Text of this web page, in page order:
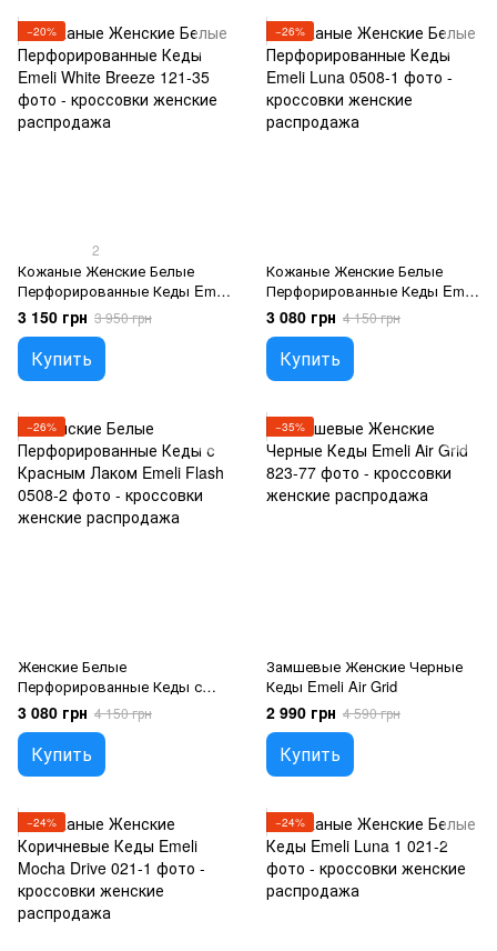
−20%
2
Кожаные Женские Белые
Перфорированные Кеды Emeli
White Breeze
3 150 грн 3 950 грн
Купить
−26%
Кожаные Женские Белые
Перфорированные Кеды Emeli
Luna
3 080 грн 4 150 грн
Купить
−26%
Женские Белые
Перфорированные Кеды с
Красным Лаком Emeli Flash
3 080 грн 4 150 грн
Купить
−35%
Замшевые Женские Черные
Кеды Emeli Air Grid
2 990 грн 4 590 грн
Купить
−24% −24%